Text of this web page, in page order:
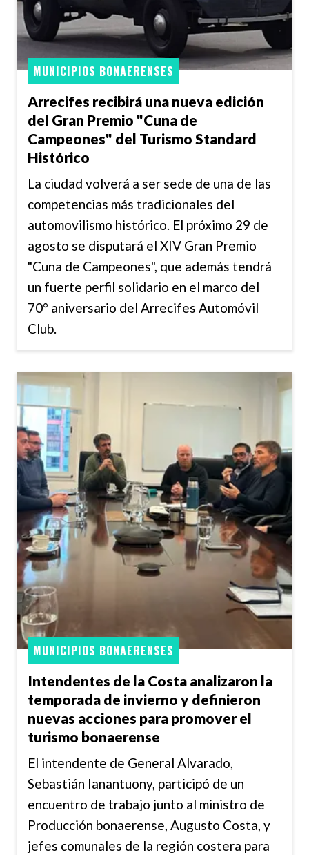
Arrecifes recibirá una nueva edición
del Gran Premio "Cuna de
Campeones" del Turismo Standard
Histórico
MUNICIPIOS BONAERENSES
La ciudad volverá a ser sede de una de las
competencias más tradicionales del
automovilismo histórico. El próximo 29 de
agosto se disputará el XIV Gran Premio
"Cuna de Campeones", que además tendrá
un fuerte perfil solidario en el marco del
70° aniversario del Arrecifes Automóvil
Club.
Intendentes de la Costa analizaron la
temporada de invierno y definieron
nuevas acciones para promover el
turismo bonaerense
MUNICIPIOS BONAERENSES
El intendente de General Alvarado,
Sebastián Ianantuony, participó de un
encuentro de trabajo junto al ministro de
Producción bonaerense, Augusto Costa, y
jefes comunales de la región costera para